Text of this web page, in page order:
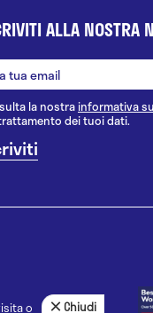
ALLA NOSTRA
la nostrainformativa
dei tuoi dati.
o
Chiudi